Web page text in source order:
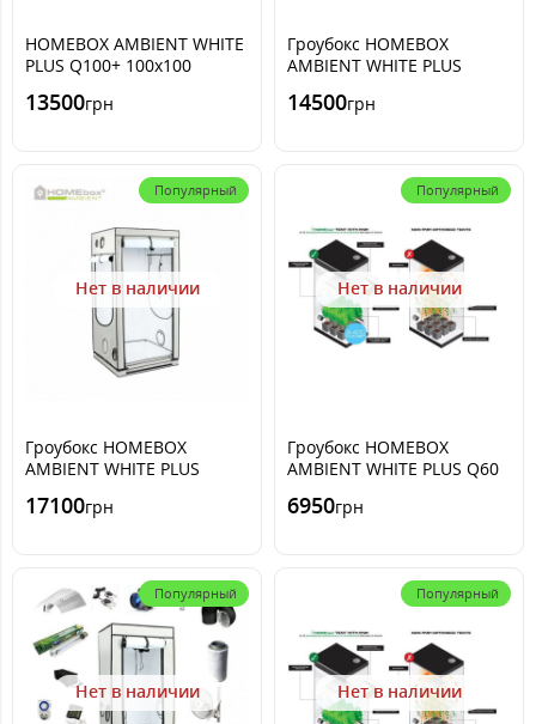
HOMEBOX AMBIENT WHITE
PLUS Q100+ 100x100
13500грн
Гроубокс HOMEBOX
AMBIENT WHITE PLUS
x220cm
14500грн
Популярный
Нет в наличии
Гроубокс HOMEBOX
AMBIENT WHITE PLUS
x220cm
17100грн
Популярный
Нет в наличии
Гроубокс HOMEBOX
AMBIENT WHITE PLUS Q60
6950грн
Популярный
Нет в наличии
Популярный
Нет в наличии